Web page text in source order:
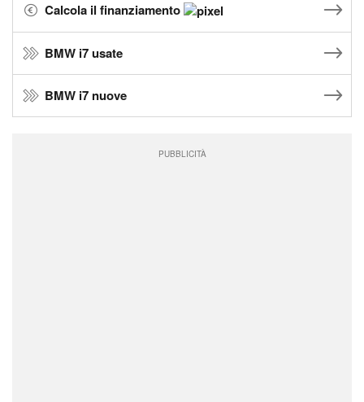
Calcola il finanziamento
BMW i7 usate
BMW i7 nuove
PUBBLICITÀ